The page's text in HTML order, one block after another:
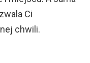
Ci
chwili.